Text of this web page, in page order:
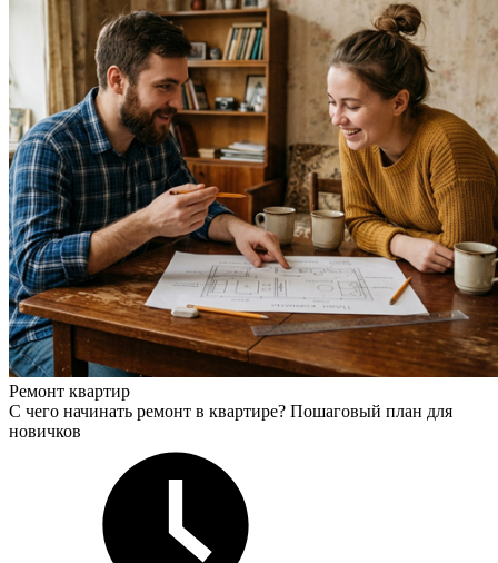
Ремонт квартир
С чего начинать ремонт в квартире? Пошаговый план для
новичков